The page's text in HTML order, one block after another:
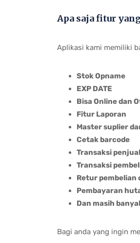
Apa saja fitur
Aplikasi kami memiliki
Stok Opname
EXP DATE
Bisa Online dan
Fitur Laporan
Master suplier
Cetak barcode
Transaksi
Transaksi
Retur pembelian
Pembayaran
Dan masih
Bagi anda yang ingin